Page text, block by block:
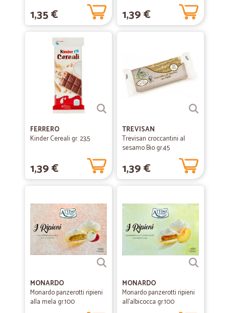
1,35 € 1,39 €
FERRERO
Kinder Cereali gr. 23,5
1,39 €
TREVISAN
Trevisan croccantini al
sesamo Bio gr.45
1,39 €
MONARDO
Monardo panzerotti ripieni
alla mela gr.100
MONARDO
Monardo panzerotti ripieni
all'albicocca gr.100